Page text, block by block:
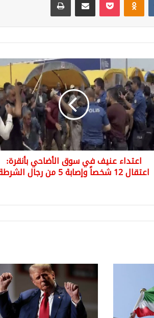
اعتداء عنيف في سوق الأضاحي بأنقرة:
اعتقال 12 شخصاً وإصابة 5 من رجال الشرطة